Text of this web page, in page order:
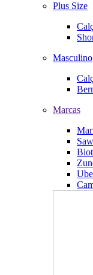
Plus Size
Masculino
Marcas